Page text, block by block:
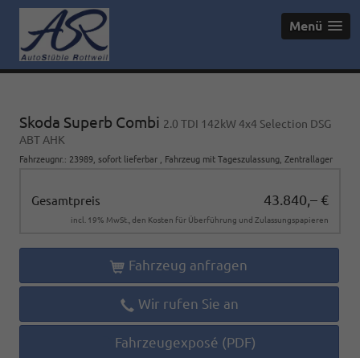
Menü
Skoda Superb Combi 2.0 TDI 142kW 4x4 Selection DSG
ABT AHK
Fahrzeugnr. : 23989 sofort lieferbar Fahrzeug mit Tageszulassung , Zentrallager
Gesamtpreis 43.840,– €
incl. 19% MwSt., den Kosten für Überführung und Zulassungspapieren
Fahrzeug anfragen
Wir rufen Sie an
Fahrzeugexposé (PDF)